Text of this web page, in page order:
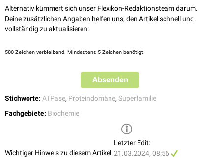
Rev Mol Cell Biol 2005
Alternativ kümmert sich unser Flexikon-Redaktionsteam darum.
Deine zusätzlichen Angaben helfen uns, den Artikel schnell und
vollständig zu aktualisieren:
500 Zeichen verbleibend. Mindestens 5 Zeichen benötigt.
Absenden
Stichworte: ATPase, Proteindomäne, Superfamilie
Fachgebiete: Biochemie
Wichtiger Hinweis zu diesem Artikel
Letzter Edit:
21.03.2024, 08:56